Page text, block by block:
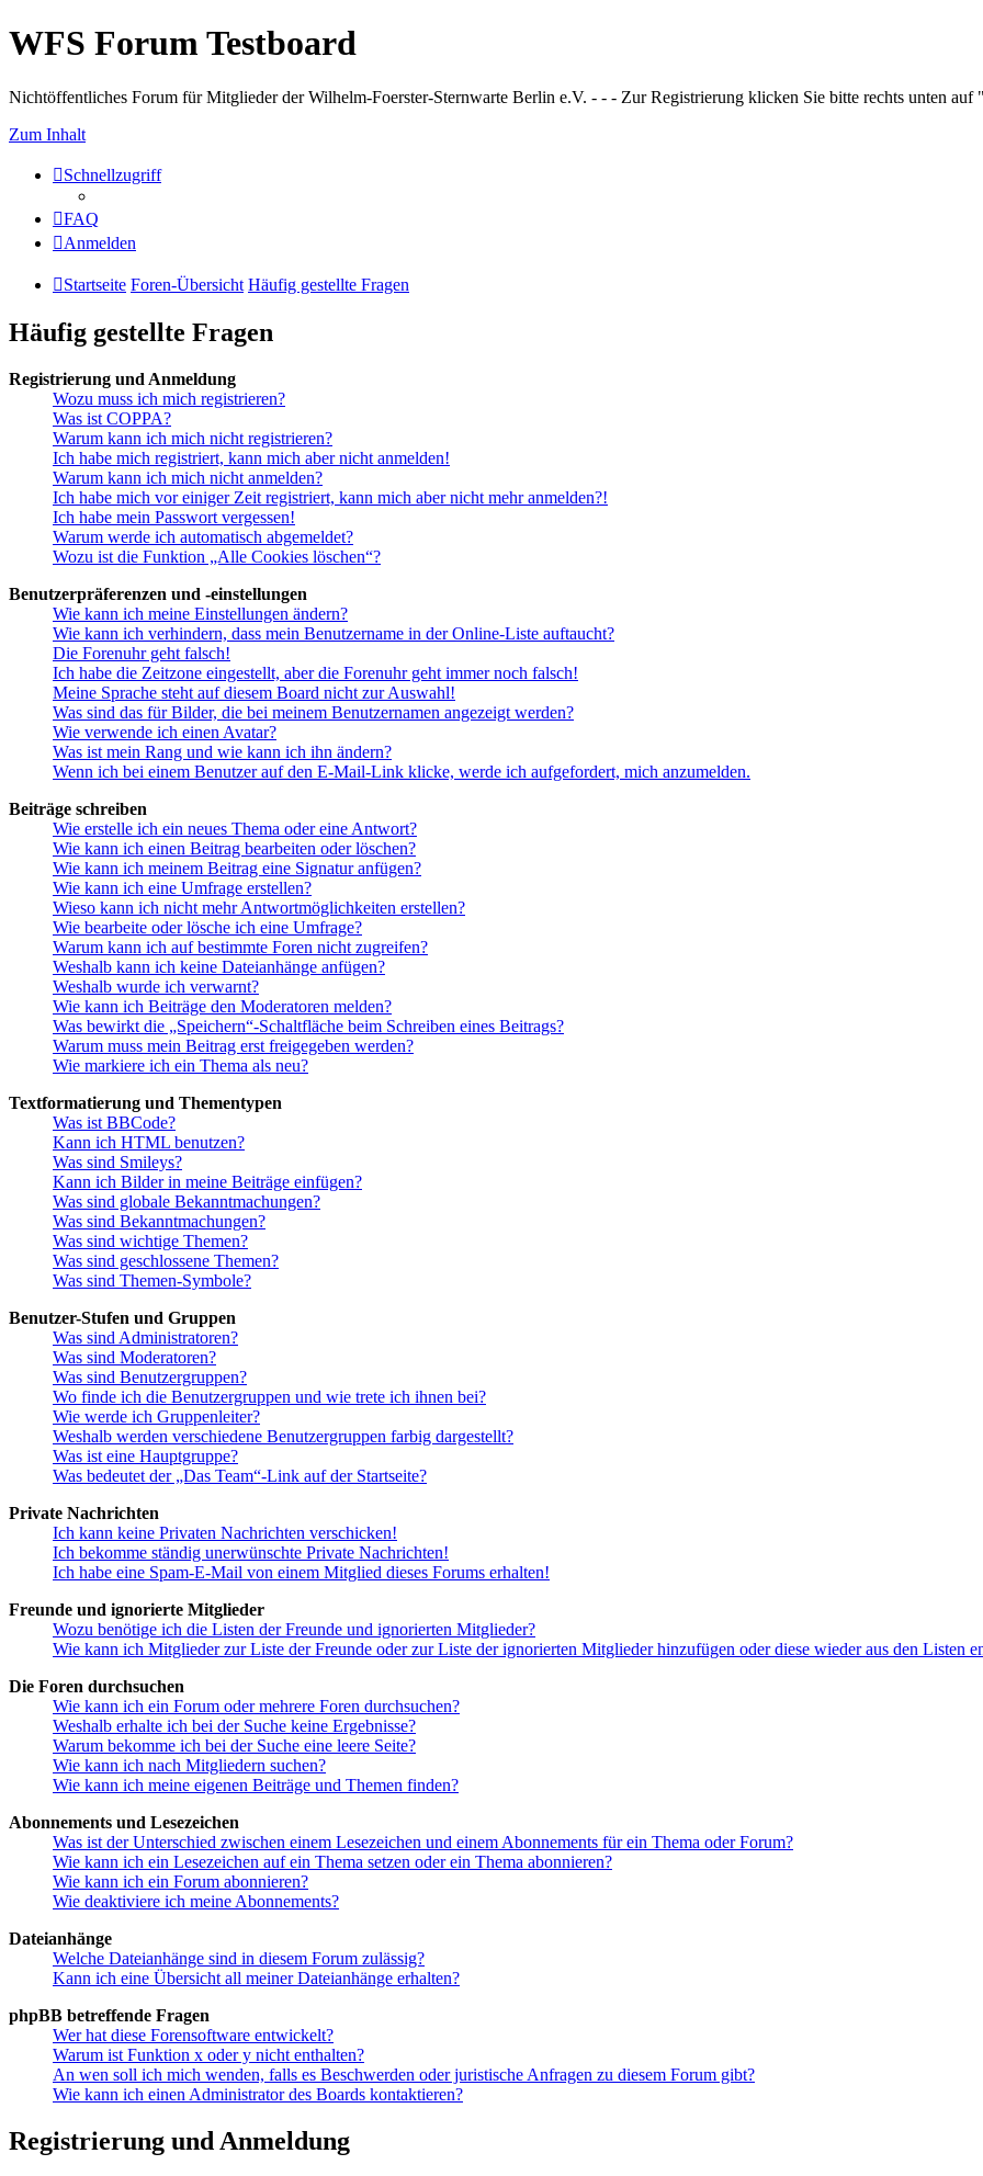
WFS Forum Testboard
Nichtöffentliches Forum für Mitglieder der Wilhelm-Foerster-Sternwarte Berlin e.V. - - - Zur Registrierung klicken Sie bitte rechts unten auf
Zum Inhalt
Schnellzugriff
FAQ
Anmelden
Startseite Foren-Übersicht Häufig gestellte Fragen
Häufig gestellte Fragen
Registrierung und Anmeldung
Wozu muss ich mich registrieren?
Was ist COPPA?
Warum kann ich mich nicht registrieren?
Ich habe mich registriert, kann mich aber nicht anmelden!
Warum kann ich mich nicht anmelden?
Ich habe mich vor einiger Zeit registriert, kann mich aber nicht mehr anmelden?!
Ich habe mein Passwort vergessen!
Warum werde ich automatisch abgemeldet?
Wozu ist die Funktion „Alle Cookies löschen“?
Benutzerpräferenzen und -einstellungen
Wie kann ich meine Einstellungen ändern?
Wie kann ich verhindern, dass mein Benutzername in der Online-Liste auftaucht?
Die Forenuhr geht falsch!
Ich habe die Zeitzone eingestellt, aber die Forenuhr geht immer noch falsch!
Meine Sprache steht auf diesem Board nicht zur Auswahl!
Was sind das für Bilder, die bei meinem Benutzernamen angezeigt werden?
Wie verwende ich einen Avatar?
Was ist mein Rang und wie kann ich ihn ändern?
Wenn ich bei einem Benutzer auf den E-Mail-Link klicke, werde ich aufgefordert, mich anzumelden.
Beiträge schreiben
Wie erstelle ich ein neues Thema oder eine Antwort?
Wie kann ich einen Beitrag bearbeiten oder löschen?
Wie kann ich meinem Beitrag eine Signatur anfügen?
Wie kann ich eine Umfrage erstellen?
Wieso kann ich nicht mehr Antwortmöglichkeiten erstellen?
Wie bearbeite oder lösche ich eine Umfrage?
Warum kann ich auf bestimmte Foren nicht zugreifen?
Weshalb kann ich keine Dateianhänge anfügen?
Weshalb wurde ich verwarnt?
Wie kann ich Beiträge den Moderatoren melden?
Was bewirkt die „Speichern“-Schaltfläche beim Schreiben eines Beitrags?
Warum muss mein Beitrag erst freigegeben werden?
Wie markiere ich ein Thema als neu?
Textformatierung und Thementypen
Was ist BBCode?
Kann ich HTML benutzen?
Was sind Smileys?
Kann ich Bilder in meine Beiträge einfügen?
Was sind globale Bekanntmachungen?
Was sind Bekanntmachungen?
Was sind wichtige Themen?
Was sind geschlossene Themen?
Was sind Themen-Symbole?
Benutzer-Stufen und Gruppen
Was sind Administratoren?
Was sind Moderatoren?
Was sind Benutzergruppen?
Wo finde ich die Benutzergruppen und wie trete ich ihnen bei?
Wie werde ich Gruppenleiter?
Weshalb werden verschiedene Benutzergruppen farbig dargestellt?
Was ist eine Hauptgruppe?
Was bedeutet der „Das Team“-Link auf der Startseite?
Private Nachrichten
Ich kann keine Privaten Nachrichten verschicken!
Ich bekomme ständig unerwünschte Private Nachrichten!
Ich habe eine Spam-E-Mail von einem Mitglied dieses Forums erhalten!
Freunde und ignorierte Mitglieder
Wozu benötige ich die Listen der Freunde und ignorierten Mitglieder?
Wie kann ich Mitglieder zur Liste der Freunde oder zur Liste der ignorierten Mitglieder hinzufügen oder diese wieder aus den Listen
Die Foren durchsuchen
Wie kann ich ein Forum oder mehrere Foren durchsuchen?
Weshalb erhalte ich bei der Suche keine Ergebnisse?
Warum bekomme ich bei der Suche eine leere Seite?
Wie kann ich nach Mitgliedern suchen?
Wie kann ich meine eigenen Beiträge und Themen finden?
Abonnements und Lesezeichen
Was ist der Unterschied zwischen einem Lesezeichen und einem Abonnements für ein Thema oder Forum?
Wie kann ich ein Lesezeichen auf ein Thema setzen oder ein Thema abonnieren?
Wie kann ich ein Forum abonnieren?
Wie deaktiviere ich meine Abonnements?
Dateianhänge
Welche Dateianhänge sind in diesem Forum zulässig?
Kann ich eine Übersicht all meiner Dateianhänge erhalten?
phpBB betreffende Fragen
Wer hat diese Forensoftware entwickelt?
Warum ist Funktion x oder y nicht enthalten?
An wen soll ich mich wenden, falls es Beschwerden oder juristische Anfragen zu diesem Forum gibt?
Wie kann ich einen Administrator des Boards kontaktieren?
Registrierung und Anmeldung